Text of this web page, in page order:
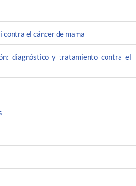
el cáncer de mama
diagnóstico y tratamiento contra el